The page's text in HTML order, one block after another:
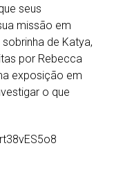
seus
missão em
de Katya,
por Rebecca
exposição em
o que